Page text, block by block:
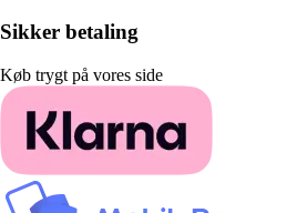
Sikker betaling
Køb trygt på vores side